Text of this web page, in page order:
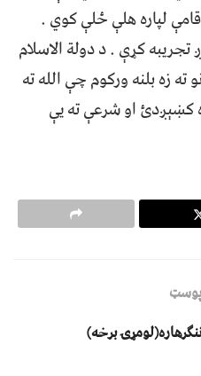
لپاره هلې ځلې کوي .
کړې . د دولة الاسلام
زه بلنه ورکوم چې الله ته
کښېږدئ او شرعې ته یې
برخه)